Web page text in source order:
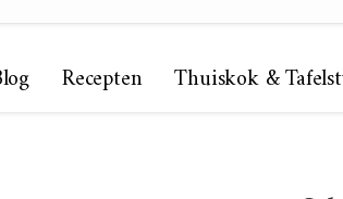
Recepten Thuiskok &